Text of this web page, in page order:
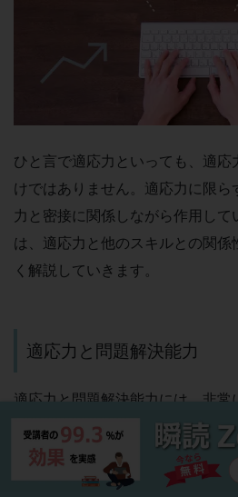
ひと言で適応力といっても、適
けではありません。適応力に限
力と密接に関係しながら作用し
は、適応力と他のスキルとの関
く解説していきます。
適応力と問題解決能力
適応力と問題解決能力には、非常
す。問題を解決するには、さま
ひとつずつ検証していくのがセ
と、まず問題の原因の特定に時間